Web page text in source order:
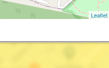
Leaflet